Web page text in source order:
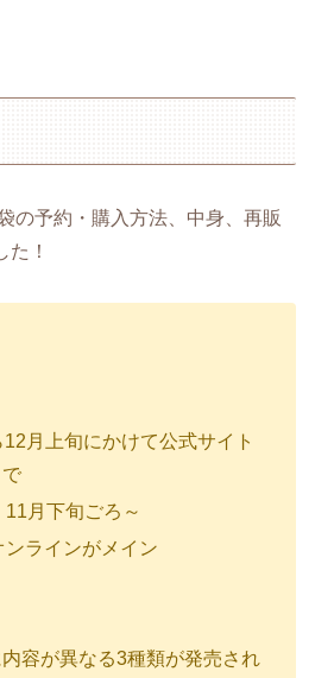
の予約・購入方法、中身、再販
た！
月上旬にかけて公式サイト
月下旬ごろ～
ラインがメイン
容が異なる3種類が発売され